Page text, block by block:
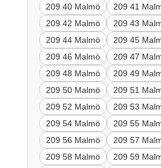
209 40 Malmö
209 41
209 42 Malmö
209 43
209 44 Malmö
209 45
209 46 Malmö
209 47
209 48 Malmö
209 49
209 50 Malmö
209 51
209 52 Malmö
209 53
209 54 Malmö
209 55
209 56 Malmö
209 57
209 58 Malmö
209 59